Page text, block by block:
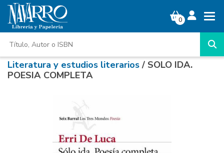
0
Literatura y estudios literarios/ SOLO IDA.
POESIA COMPLETA